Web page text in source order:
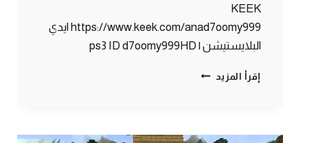
KEEK
https://www.keek.com/anad7oomy999 ايدي
البلايستيشن | ps3 ID d7oomy999HD
إقرأ المزيد ماين